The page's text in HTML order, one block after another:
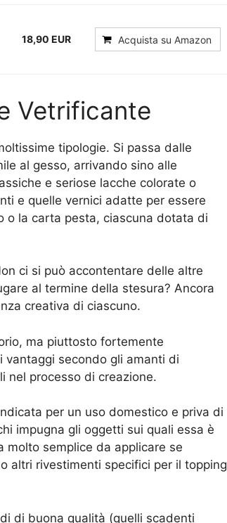
18,90 EUR Acquista su Amazon
Vetrificante
tipologie. Si passa dalle
al gesso, arrivando sino alle
e seriose lacche colorate o
e quelle vernici adatte per essere
o la carta pesta, ciascuna dotata di
ci si può accontentare delle altre
al termine della stesura? Ancora
creativa di ciascuno.
ma piuttosto fortemente
vantaggi secondo gli amanti di
nel processo di creazione.
per un uso domestico e priva di
impugna gli oggetti sui quali essa è
molto semplice da applicare se
altri rivestimenti specifici per il topping
di buona qualità (quelli scadenti